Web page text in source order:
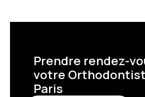
Prendre rendez-
votre
Paris